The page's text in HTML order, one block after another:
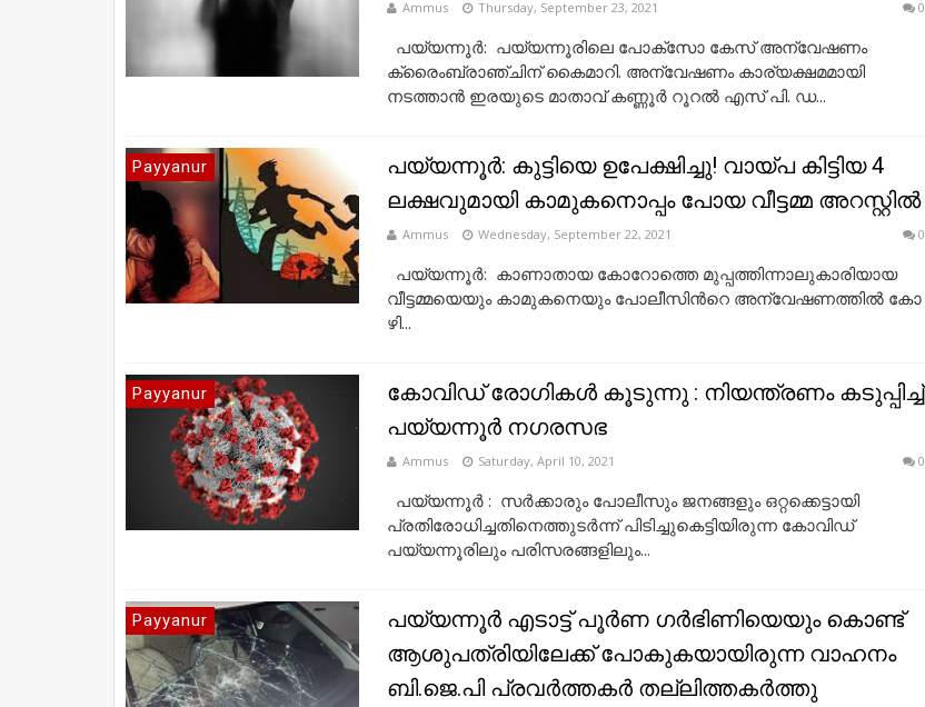
Ammus Thursday, September 23, 2021 0
പയ്യന്നൂര്‍: പയ്യന്നൂരിലെ പോക്സോ കേസ് അന്വേഷണം
ക്രൈംബ്രാഞ്ചിന് കൈമാറി. അന്വേഷണം കാര്യക്ഷമമായി
നടത്താൻ ഇരയുടെ മാതാവ് കണ്ണൂർ റൂറൽ എസ് പി. ഡ...
Payyanur
പ​യ്യ​ന്നൂ​ര്‍: കുട്ടിയെ ഉപേക്ഷിച്ചു! വായ്പ കിട്ടിയ 4
ലക്ഷവുമായി കാമുകനൊപ്പം പോയ വീട്ടമ്മ അറസ്റ്റില്‍
Ammus Wednesday, September 22, 2021 0
പ​യ്യ​ന്നൂ​ര്‍: കാ​ണാ​താ​യ കോ​റോ​ത്തെ മു​പ്പ​ത്തിന്നാ​ലു​കാ​രി​യാ​യ
വീട്ടമ്മയെയും കാ​മു​ക​നെ​യും പോ​ലീ​സി​ന്‍റെ അ​ന്വേ​ഷ​ണ​ത്തി​ല്‍ കോ​
ഴി...
Payyanur
കോവിഡ് രോഗികൾ കൂടുന്നു : നിയന്ത്രണം കടുപ്പിച്ച്
പയ്യന്നൂർ നഗരസഭ
Ammus Saturday, April 10, 2021 0
പയ്യന്നൂർ : സർക്കാരും പോലീസും ജനങ്ങളും ഒറ്റക്കെട്ടായി
പ്രതിരോധിച്ചതിനെത്തുടർന്ന് പിടിച്ചുകെട്ടിയിരുന്ന കോവിഡ്
പയ്യന്നൂരിലും പരിസരങ്ങളിലും...
Payyanur
പയ്യന്നൂർ എടാട്ട്​ പൂർണ ഗർഭിണിയെയും കൊണ്ട്
ആശുപത്രിയിലേക്ക് പോകുകയായിരുന്ന വാഹനം
ബി.ജെ.പി പ്രവർത്തകർ തല്ലിത്തകർത്തു